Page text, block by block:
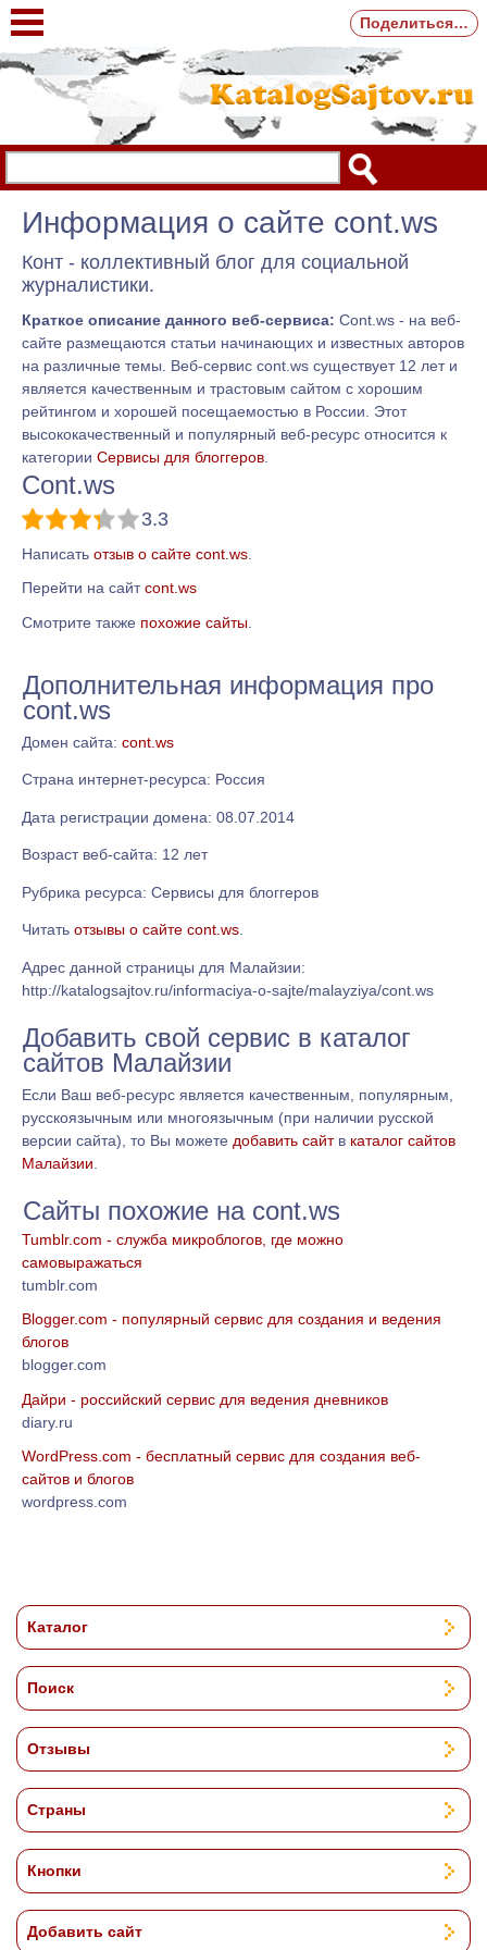
Информация о сайте cont.ws
Конт - коллективный блог для социальной
журналистики.
Краткое описание данного веб-сервиса: Cont.ws - на веб-
сайте размещаются статьи начинающих и известных авторов
на различные темы. Веб-сервис cont.ws существует 12 лет и
является качественным и трастовым сайтом с хорошим
рейтингом и хорошей посещаемостью в России. Этот
высококачественный и популярный веб-ресурс относится к
категории Сервисы для блоггеров
Cont.ws
3.3
Написать отзыв о сайте cont.ws
Перейти на сайтcont.ws
Смотрите также похожие сайты
Дополнительная информация про
cont.ws
Домен сайта: cont.ws
Страна интернет-ресурса: Россия
Дата регистрации домена: 08.07.2014
Возраст веб-сайта: 12 лет
Рубрика ресурса: Сервисы для блоггеров
Читать отзывы о сайте cont.ws
Адрес данной страницы для Малайзии:
http://katalogsajtov.ru/informaciya-o-sajte/malayziya/cont.ws
Добавить свой сервис в каталог
сайтов Малайзии
Если Ваш веб-ресурс является качественным, популярным,
русскоязычным или многоязычным (при наличии русской
версии сайта), то Вы можете добавить сайтв каталог сайтов
Малайзии
Сайты похожие на cont.ws
Tumblr.com - служба микроблогов, где можно
самовыражаться
tumblr.com
Blogger.com - популярный сервис для создания и ведения
блогов
blogger.com
Дайри - российский сервис для ведения дневников
diary.ru
WordPress.com - бесплатный сервис для создания веб-
сайтов и блогов
wordpress.com
Каталог
Поиск
Отзывы
Страны
Кнопки
Добавить сайт
Поделиться…